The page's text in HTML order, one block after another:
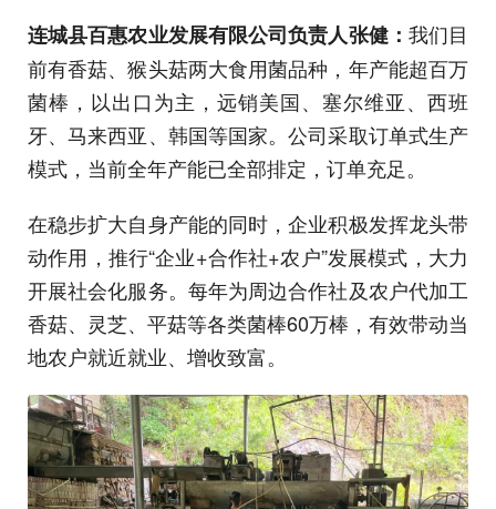
连城县百惠农业发展有限公司负责人张健： 我们目
前有香菇、猴头菇两大食用菌品种，年产能超百万
菌棒，以出口为主，远销美国、塞尔维亚、西班
牙、马来西亚、韩国等国家。公司采取订单式生产
模式，当前全年产能已全部排定，订单充足。
在稳步扩大自身产能的同时，企业积极发挥龙头带
动作用，推行“企业+合作社+农户”发展模式，大力
开展社会化服务。每年为周边合作社及农户代加工
香菇、灵芝、平菇等各类菌棒60万棒，有效带动当
地农户就近就业、增收致富。